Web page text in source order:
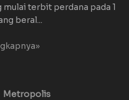
terbit perdana pada 1
beral...
Metropolis